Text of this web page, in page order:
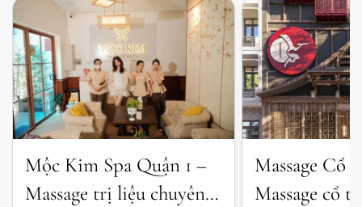
Mộc Kim Spa Quận 1 –
Massage trị liệu chuyên
Massage Cổ
Massage cổ